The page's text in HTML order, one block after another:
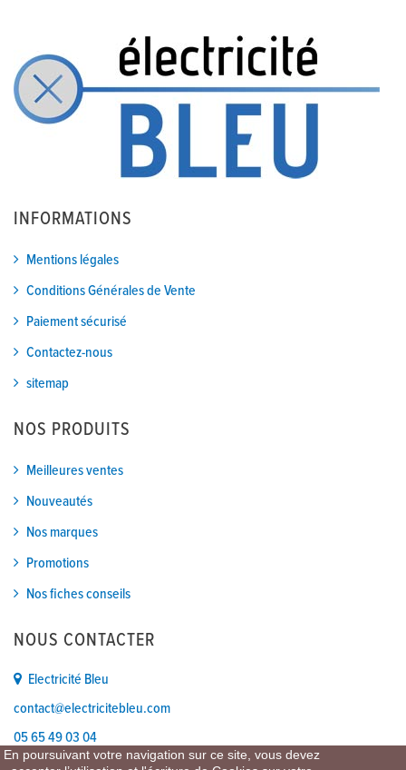
INFORMATIONS
Mentions légales
Conditions Générales de Vente
Paiement sécurisé
Contactez-nous
sitemap
NOS PRODUITS
Meilleures ventes
Nouveautés
Nos marques
Promotions
Nos fiches conseils
NOUS CONTACTER
Electricité Bleu
contact@electricitebleu.com
05 65 49 03 04
En poursuivant votre navigation sur ce site, vous devez